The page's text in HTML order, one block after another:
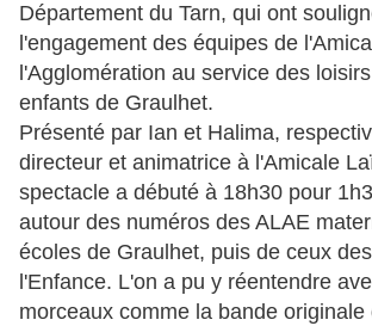
Département du Tarn, qui ont
l'engagement des équipes de
l'Agglomération au service des
enfants de Graulhet.
Présenté par Ian et Halima,
directeur et animatrice à l'Amicale
spectacle a débuté à 18h30 pour
autour des numéros des ALAE
écoles de Graulhet, puis de ceux
l'Enfance. L'on a pu y réentendre
morceaux comme la bande